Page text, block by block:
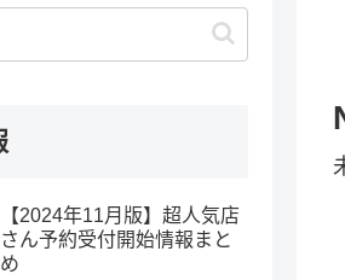
【2024年11月版】超人気店
さん予約受付開始情報まと
め